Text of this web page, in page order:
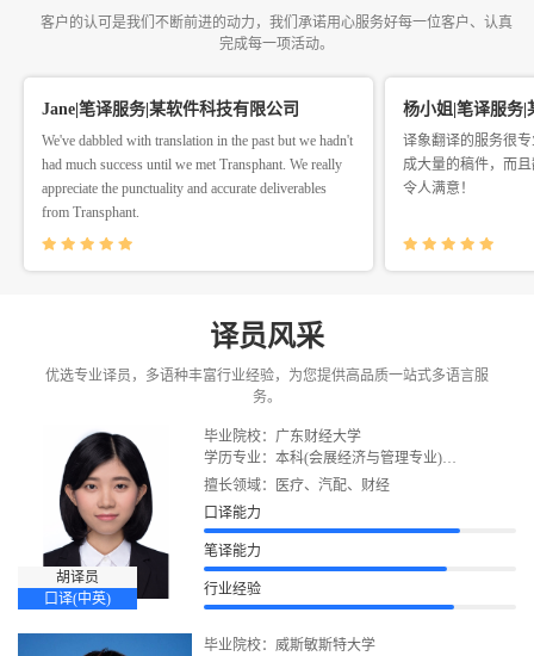
客户的认可是我们不断前进的动力，我们承诺用心服务好每一位客户、认真
完成每一项活动。
Jane|笔译服务|某软件科技有限公司
We've dabbled with translation in the past but we hadn't
had much success until we met Transphant. We really
appreciate the punctuality and accurate deliverables
from Transphant.
杨小姐|笔译服务|
译象翻译的服务很
成大量的稿件，而
令人满意！
译员风采
优选专业译员，多语种丰富行业经验，为您提供高品质一站式多语言服
务。
胡译员
口译(中英)
毕业院校：广东财经大学
学历专业：本科(会展经济与管理专业)
语言证书：CATTI二级口译、CATTI三级笔译、雅
擅长领域：医疗、汽配、财经
口译能力
笔译能力
行业经验
毕业院校：威斯敏斯特大学